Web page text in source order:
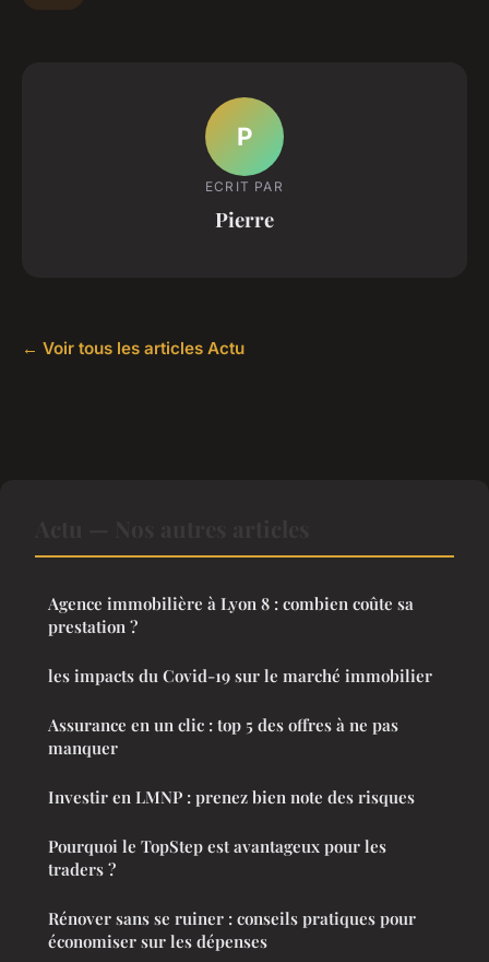
P
ECRIT PAR
Pierre
← Voir tous les articles Actu
Agence immobilière à Lyon 8 : combien coûte sa
prestation ?
les impacts du Covid-19 sur le marché immobilier
Assurance en un clic : top 5 des offres à ne pas
manquer
Investir en LMNP : prenez bien note des risques
Pourquoi le TopStep est avantageux pour les
traders ?
Rénover sans se ruiner : conseils pratiques pour
économiser sur les dépenses